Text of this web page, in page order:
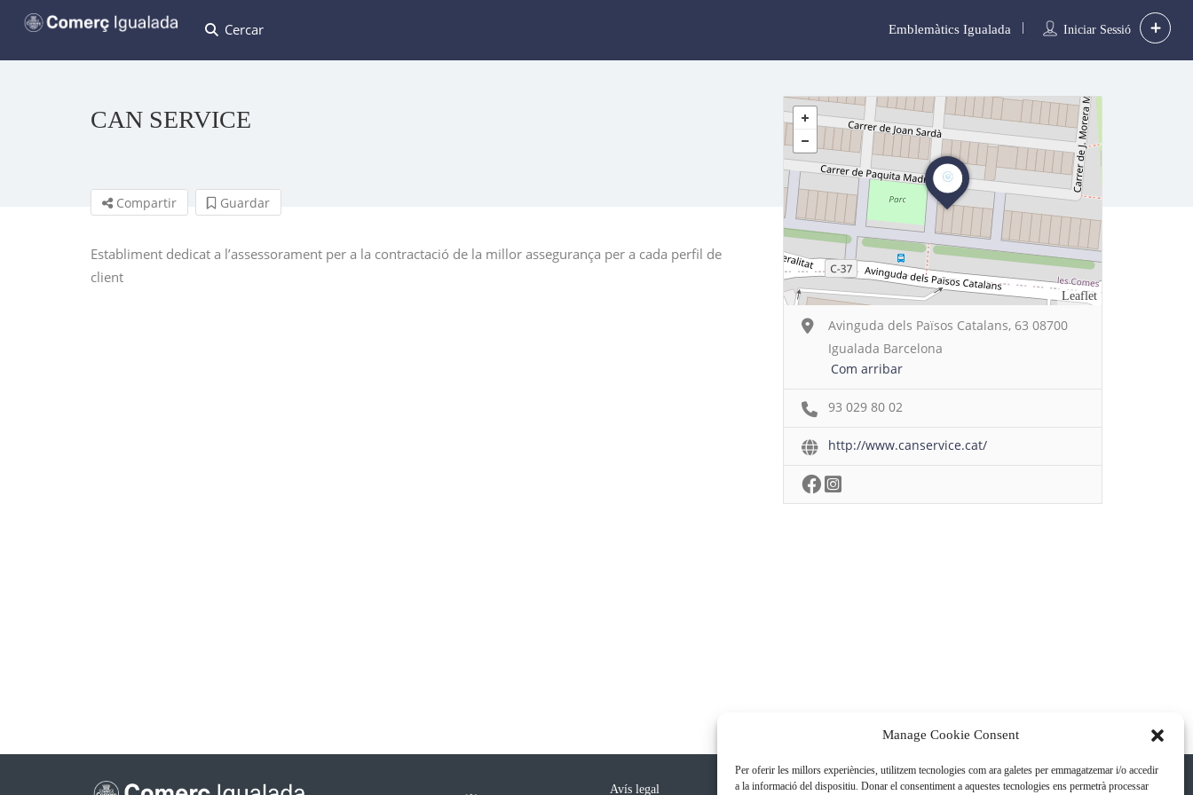
Manage Cookie Consent
Per oferir les millors experiències, utilitzem tecnologies com ara galetes per emmagatzemar i/o accedir
a la informació del dispositiu. Donar el consentiment a aquestes tecnologies ens permetrà processar
Cercar Iniciar Sessió
Emblemàtics Igualada
CAN SERVICE
Compartir Guardar
Establiment dedicat a l’assessorament per a la contractació de la millor assegurança per a cada perfil de
client
Leaflet
Avinguda dels Països Catalans, 63 08700
Igualada Barcelona
Com arribar
93 029 80 02
http://www.canservice.cat/
Avís legal